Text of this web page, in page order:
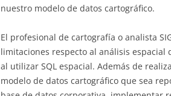
nuestro modelo de datos cartográfico.
El profesional de cartografía o analista
limitaciones respecto al análisis espacial
al utilizar SQL espacial. Además de
modelo de datos cartográfico que sea